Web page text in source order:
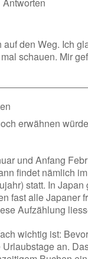
den Weg. Ich
schauen. Mir
erwähnen
und Anfang
findet nämlich
statt. In
fast alle Japaner
Aufzählung
wichtig ist:
an.